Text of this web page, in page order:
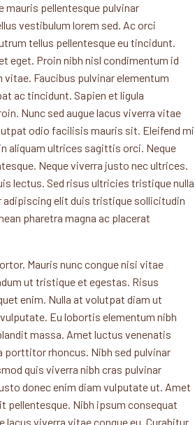
mauris pellentesque pulvinar
vestibulum lorem sed. Ac orci
tellus pellentesque eu tincidunt.
eget. Proin nibh nisl condimentum id
Faucibus pulvinar elementum
ac tincidunt. Sapien et ligula
Nunc sed augue lacus viverra vitae
odio facilisis mauris sit. Eleifend mi
aliquam ultrices sagittis orci. Neque
Neque viverra justo nec ultrices.
lectus. Sed risus ultricies tristique nulla
adipiscing elit duis tristique sollicitudin
pharetra magna ac placerat
Mauris nunc congue nisi vitae
ut tristique et egestas. Risus
enim. Nulla at volutpat diam ut
Eu lobortis elementum nibh
massa. Amet luctus venenatis
porttitor rhoncus. Nibh sed pulvinar
quis viverra nibh cras pulvinar
donec enim diam vulputate ut. Amet
pellentesque. Nibh ipsum consequat
lacus viverra vitae congue eu. Curabitur